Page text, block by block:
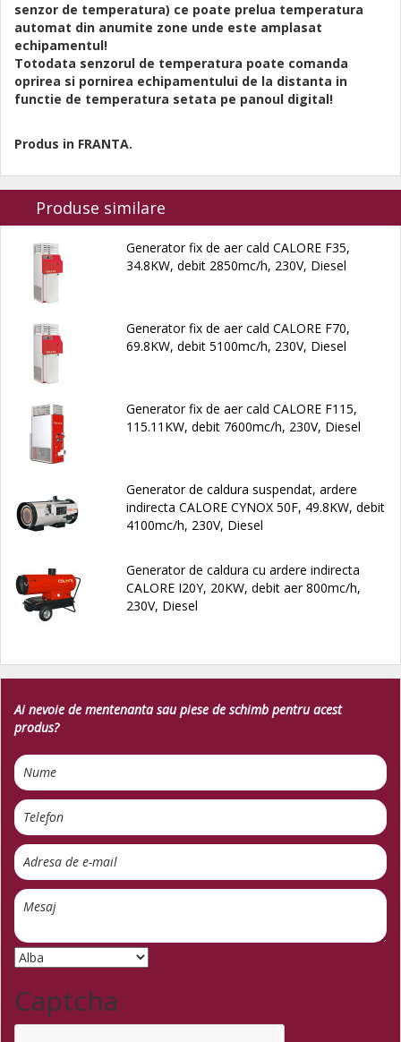
senzor de temperatura) ce poate prelua temperatura
automat din anumite zone unde este amplasat
echipamentul!
Totodata senzorul de temperatura poate comanda
oprirea si pornirea echipamentului de la distanta in
functie de temperatura setata pe panoul digital!
Produs in FRANTA.
Produse similare
Generator fix de aer cald CALORE F35,
34.8KW, debit 2850mc/h, 230V, Diesel
Generator fix de aer cald CALORE F70,
69.8KW, debit 5100mc/h, 230V, Diesel
Generator fix de aer cald CALORE F115,
115.11KW, debit 7600mc/h, 230V, Diesel
Generator de caldura suspendat, ardere
indirecta CALORE CYNOX 50F, 49.8KW, debit
4100mc/h, 230V, Diesel
Generator de caldura cu ardere indirecta
CALORE I20Y, 20KW, debit aer 800mc/h,
230V, Diesel
Ai nevoie de mentenanta sau piese de schimb pentru acest
produs?
Captcha